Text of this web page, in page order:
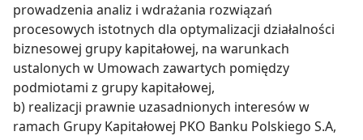
prowadzenia analiz i wdrażania rozwiązań
procesowych istotnych dla optymalizacji działalności
biznesowej grupy kapitałowej, na warunkach
ustalonych w Umowach zawartych pomiędzy
podmiotami z grupy kapitałowej,
b) realizacji prawnie uzasadnionych interesów w
ramach Grupy Kapitałowej PKO Banku Polskiego S.A,